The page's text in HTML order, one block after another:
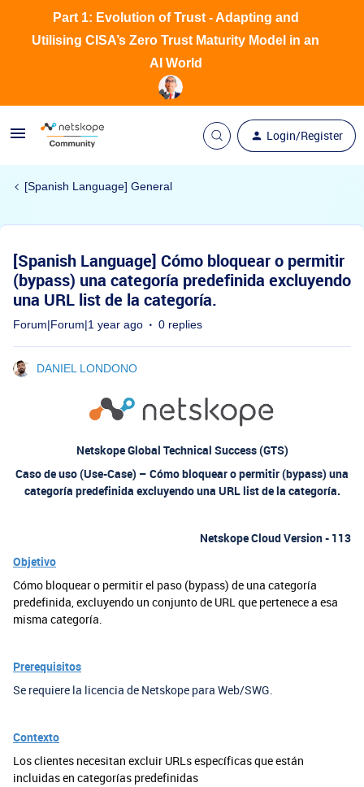
Login/Register
Part 1: Evolution of Trust - Adapting and
Utilising CISA’s Zero Trust Maturity Model in an
AI World
[Spanish Language] General
[Spanish Language] Cómo bloquear o permitir
(bypass) una categoría predefinida excluyendo
una URL list de la categoría.
Forum|Forum|1 year ago 0 replies
DANIEL LONDONO
Netskope Global Technical Success (GTS)
Caso de uso (Use-Case) – Cómo bloquear o permitir (bypass) una
categoría predefinida excluyendo una URL list de la categoría.
Netskope Cloud Version - 113
Objetivo
Cómo bloquear o permitir el paso (bypass) de una categoría
predefinida, excluyendo un conjunto de URL que pertenece a esa
misma categoría.
Prerequisitos
Se requiere la licencia de Netskope para Web/SWG.
Contexto
Los clientes necesitan excluir URLs específicas que están
incluidas en categorías predefinidas